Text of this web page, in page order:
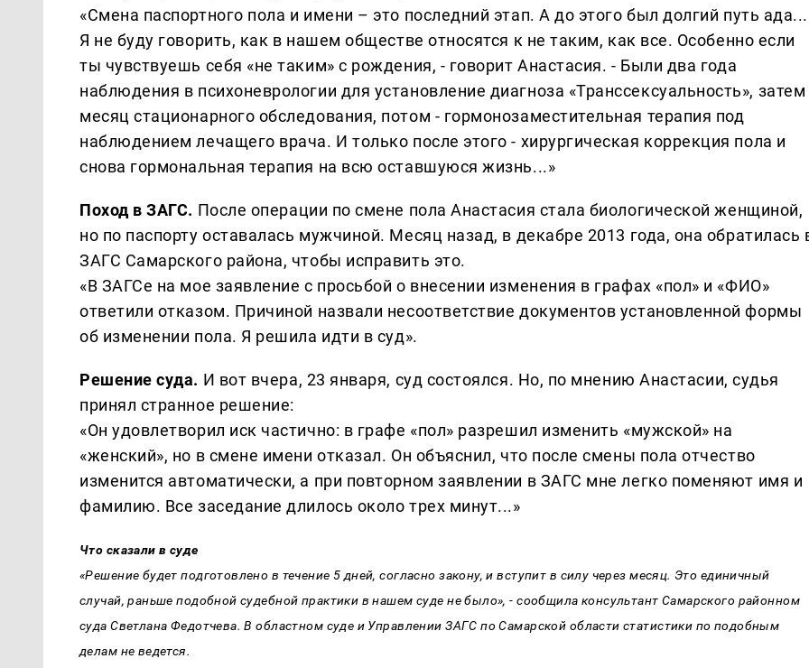
«Смена паспортного пола и имени – это последний этап. А до этого был долгий путь ада...
Я не буду говорить, как в нашем обществе относятся к не таким, как все. Особенно если
ты чувствуешь себя «не таким» с рождения, - говорит Анастасия. - Были два года
наблюдения в психоневрологии для установление диагноза «Транссексуальность», затем
месяц стационарного обследования, потом - гормонозаместительная терапия под
наблюдением лечащего врача. И только после этого - хирургическая коррекция пола и
снова гормональная терапия на всю оставшуюся жизнь...»
Поход в ЗАГС. После операции по смене пола Анастасия стала биологической женщиной,
но по паспорту оставалась мужчиной. Месяц назад, в декабре 2013 года, она обратилась
ЗАГС Самарского района, чтобы исправить это.
«В ЗАГСе на мое заявление с просьбой о внесении изменения в графах «пол» и «ФИО»
ответили отказом. Причиной назвали несоответствие документов установленной формы
об изменении пола. Я решила идти в суд».
Решение суда. И вот вчера, 23 января, суд состоялся. Но, по мнению Анастасии, судья
принял странное решение:
«Он удовлетворил иск частично: в графе «пол» разрешил изменить «мужской» на
«женский», но в смене имени отказал. Он объяснил, что после смены пола отчество
изменится автоматически, а при повторном заявлении в ЗАГС мне легко поменяют имя и
фамилию. Все заседание длилось около трех минут...»
Что сказали в суде
«Решение будет подготовлено в течение 5 дней, согласно закону, и вступит в силу через месяц. Это единичный
случай, раньше подобной судебной практики в нашем суде не было», - сообщила консультант Самарского районном
суда Светлана Федотчева. В областном суде и Управлении ЗАГС по Самарской области статистики по подобным
делам не ведется.